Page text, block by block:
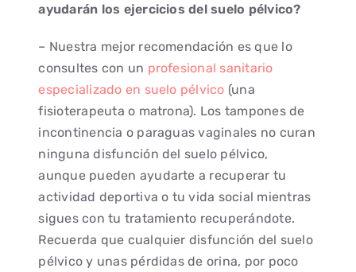
ayudarán los ejercicios del suelo pélvico?
– Nuestra mejor recomendación es que lo
consultes con un profesional sanitario
especializado en suelo pélvico (una
fisioterapeuta o matrona). Los tampones de
incontinencia o paraguas vaginales no curan
ninguna disfunción del suelo pélvico,
aunque pueden ayudarte a recuperar tu
actividad deportiva o tu vida social mientras
sigues con tu tratamiento recuperándote.
Recuerda que cualquier disfunción del suelo
pélvico y unas pérdidas de orina, por poco